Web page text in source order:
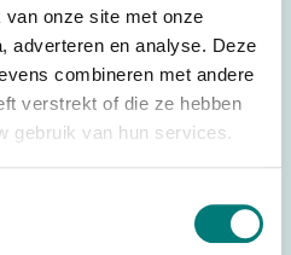
onze site met onze
adverteren en analyse. Deze
combineren met andere
verstrekt of die ze hebben
gebruik van hun services.
,500 kg
Hetronic®
Housing
Malta